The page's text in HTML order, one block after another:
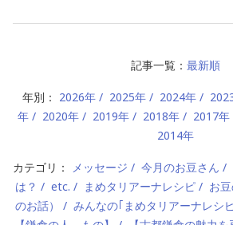
記事一覧： 最新順
年別： 2026年 2025年 2024年
年
2020年 2019年 2018年 2017年
2014年
カテゴリ： メッセージ 今月のお豆さん
は？
etc. まめタリアーナレシピ
お
のお話）
みんなの｢まめタリアーナレシ